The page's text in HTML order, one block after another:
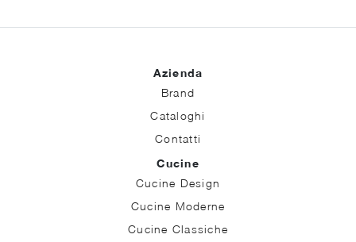
Azienda
Brand
Cataloghi
Contatti
Cucine
Cucine Design
Cucine Moderne
Cucine Classiche